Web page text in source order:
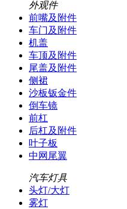
外观件
前嘴及附件
车门及附件
机盖
车顶及附件
尾盖及附件
侧裙
沙板钣金件
倒车镜
前杠
后杠及附件
叶子板
中网尾翼
汽车灯具
头灯/大灯
雾灯